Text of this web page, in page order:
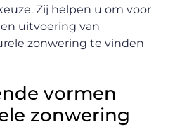
Zij helpen u om voor
uitvoering van
zonwering te vinden
vormen
zonwering